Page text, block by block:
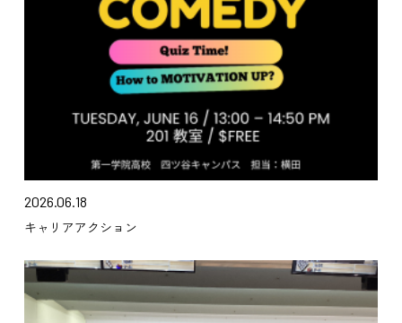
2026.06.18
キャリアアクション